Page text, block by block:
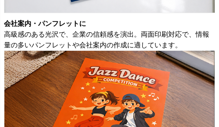
会社案内・パンフレットに
高級感のある光沢で、企業の信頼感を演出。両面印刷対応で、情報
量の多いパンフレットや会社案内の作成に適しています。